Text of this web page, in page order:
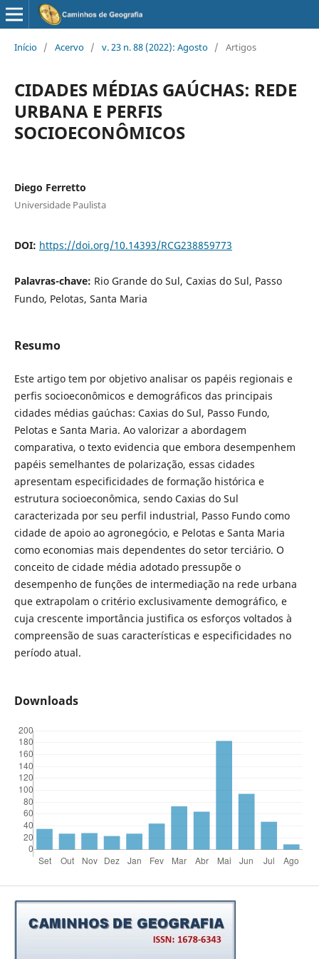
Início / Acervo / v. 23 n. 88 (2022): Agosto / Artigos
CIDADES MÉDIAS GAÚCHAS: REDE
URBANA E PERFIS
SOCIOECONÔMICOS
Diego Ferretto
Universidade Paulista
DOI: https://doi.org/10.14393/RCG238859773
Palavras-chave: Rio Grande do Sul, Caxias do Sul, Passo
Fundo, Pelotas, Santa Maria
Resumo
Este artigo tem por objetivo analisar os papéis regionais e
perfis socioeconômicos e demográficos das principais
cidades médias gaúchas: Caxias do Sul, Passo Fundo,
Pelotas e Santa Maria. Ao valorizar a abordagem
comparativa, o texto evidencia que embora desempenhem
papéis semelhantes de polarização, essas cidades
apresentam especificidades de formação histórica e
estrutura socioeconômica, sendo Caxias do Sul
caracterizada por seu perfil industrial, Passo Fundo como
cidade de apoio ao agronegócio, e Pelotas e Santa Maria
como economias mais dependentes do setor terciário. O
conceito de cidade média adotado pressupõe o
desempenho de funções de intermediação na rede urbana
que extrapolam o critério exclusivamente demográfico, e
cuja crescente importância justifica os esforços voltados à
compreensão de suas características e especificidades no
período atual.
Downloads